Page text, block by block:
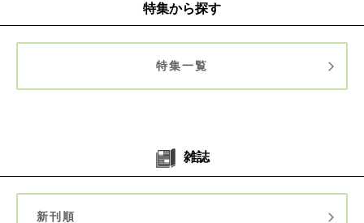
特集から探す
特集一覧
雑誌
新刊順